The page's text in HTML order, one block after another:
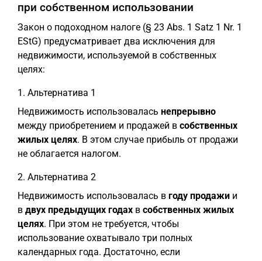
при собственном использовании
Закон о подоходном налоге (§ 23 Abs. 1 Satz 1 Nr. 1
EStG) предусматривает два исключения для
недвижимости, используемой в собственных
целях:
1. Альтернатива 1
Недвижимость использовалась непрерывно
между приобретением и продажей в собственных
жилых целях. В этом случае прибыль от продажи
не облагается налогом.
2. Альтернатива 2
Недвижимость использовалась в году продажи и
в двух предыдущих годах в собственных жилых
целях. При этом не требуется, чтобы
использование охватывало три полных
календарных года. Достаточно, если